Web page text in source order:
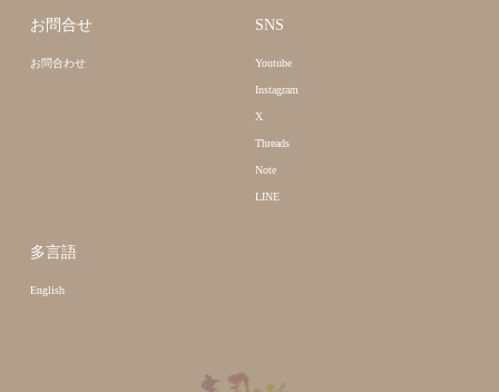
お問合せ
お問合わせ
SNS
Youtube
Instagram
X
Threads
Note
LINE
多言語
English